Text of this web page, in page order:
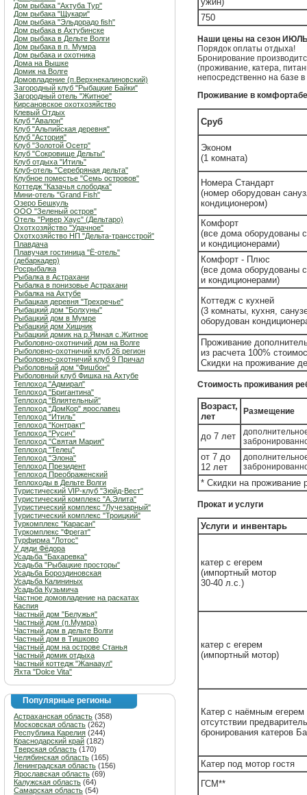
Дом рыбака "Ахтуба Тур"
Дом рыбака "Щукари"
Дом рыбака "Эльдорадо fish"
Дом рыбака в Ахтубинске
Дом рыбака в Дельте Волги
Дом рыбака в п. Мумра
Дом рыбака и охотника
Дома на Вышке
Домик на Волге
Домовладение (п.Верхнекалиновский)
Загородный клуб "Рыбацкие Байки"
Загородный отель "Житное"
Кирсановское охотхозяйство
Клевый Отдых
Клуб "Авалон"
Клуб "Альпийская деревня"
Клуб "Астория"
Клуб "Золотой Осетр"
Клуб "Сокровище Дельты"
Клуб отдыха "Итиль"
Клуб-отель "Серебряная дельта"
Клубное поместье "Семь островов"
Коттедж "Казачья слободка"
Мини-отель "Grand Fish"
Озеро Бешкуль
ООО "Зеленый остров"
Отель "Ривер Хаус" (Дельтаро)
Охотхозяйство "Удачное"
Охотхозяйство НП "Дельта-трансстрой"
Плавдача
Плавучая гостиница "Ё-отель"
(дебаркадер)
Росрыбалка
Рыбалка в Астрахани
Рыбалка в понизовье Астрахани
Рыбалка на Ахтубе
Рыбацкая деревня "Трехречье"
Рыбацкий дом "Болхуны"
Рыбацкий дом в Мумре
Рыбацкий дом Хищник
Рыбацкий домик на р.Ямная с.Житное
Рыболовно-охотничий дом на Волге
Рыболовно-охотничий клуб 26 регион
Рыболовно-охотничий клуб 9 Причал
Рыболовный дом "Фишбон"
Рыболовный клуб Фишка на Ахтубе
Теплоход "Адмирал"
Теплоход "Бригантина"
Теплоход "Влиятельный"
Теплоход "ДомКор" ярославец
Теплоход "Итиль"
Теплоход "Контракт"
Теплоход "Русич"
Теплоход "Святая Мария"
Теплоход "Телец"
Теплоход "Элона"
Теплоход Президент
Теплоход Преображенский
Теплоходы в Дельте Волги
Туристический VIP-клуб "Зюйд-Вест"
Туристический комплекс "А.Элита"
Туристический комплекс "Лучезарный"
Туристический комплекс "Троицкий"
Туркомплекс "Карасан"
Туркомплекс "Фрегат"
Турфирма "Лотос"
У дяди Фёдора
Усадьба "Бахаревка"
Усадьба "Рыбацкие просторы"
Усадьба Бороздиновская
Усадьба Калининых
Усадьба Кузьмича
Частное домовладение на раскатах
Каспия
Частный дом "Белужья"
Частный дом (п.Мумра)
Частный дом в дельте Волги
Частный дом в Тишково
Частный дом на острове Станья
Частный домик отдыха
Частный коттедж "Жанааул"
Яхта "Dolce Vita"
Популярные регионы
Астраханская область (358)
Московская область (262)
Республика Карелия (244)
Краснодарский край (182)
Тверская область (170)
Челябинская область (165)
Ленинградская область (156)
Ярославская область (69)
Калужская область (64)
Самарская область (54)
750
Наши цены на сезон
Порядок оплаты отдыха!
Бронирование
(проживание, катера,
непосредственно на базе
Проживание в
Сруб
Эконом
(1 комната)
Номера Стандарт
(номер оборудован
кондиционером)
Комфорт
(все дома оборудованы
и кондиционерами)
Комфорт - Плюс
(все дома оборудованы
и кондиционерами)
Коттедж с кухней
(3 комнаты, кухня,
оборудован
Проживание
из расчета 100%
Скидки на проживание
Стоимость проживания
Возраст,
лет
Размещение
до 7 лет
от 7 до
12 лет
* Скидки на проживание
Прокат и услуги
Услуги и инвентарь
катер с егерем
(импортный мотор
30-40 л.с.)
катер с егерем
(импортный мотор)
Катер с наёмным егерем
отсутствии
бронирования катеров
Катер под мотор гостя
ГСМ**